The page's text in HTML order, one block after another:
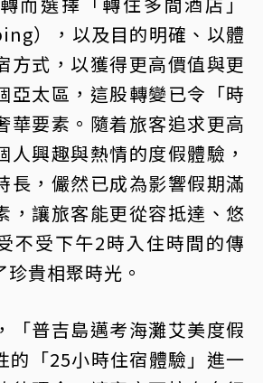
），以及目的明確、以體
方式，以獲得更高價值與更
亞太區，這股轉變已令「時
華要素。隨着旅客追求更高
人興趣與熱情的度假體驗，
長，儼然已成為影響假期滿
，讓旅客能更從容抵達、悠
不受下午2時入住時間的傳
貴相聚時光。
「普吉島邁考海灘艾美度假
的「25小時住宿體驗」進一